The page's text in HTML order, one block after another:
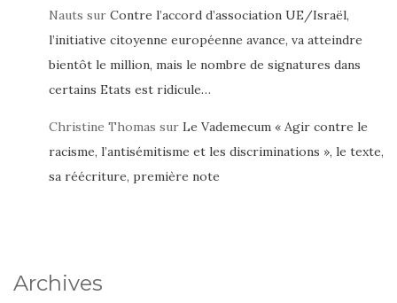
Nauts sur Contre l’accord d’association UE/Israël,
l’initiative citoyenne européenne avance, va atteindre
bientôt le million, mais le nombre de signatures dans
certains Etats est ridicule…
Christine Thomas sur Le Vademecum « Agir contre le
racisme, l’antisémitisme et les discriminations », le texte,
sa réécriture, première note
Archives